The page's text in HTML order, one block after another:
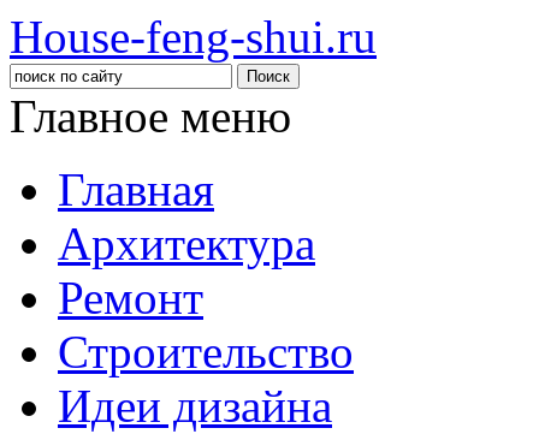
House-feng-shui.ru
Главное меню
Главная
Архитектура
Ремонт
Строительство
Идеи дизайна